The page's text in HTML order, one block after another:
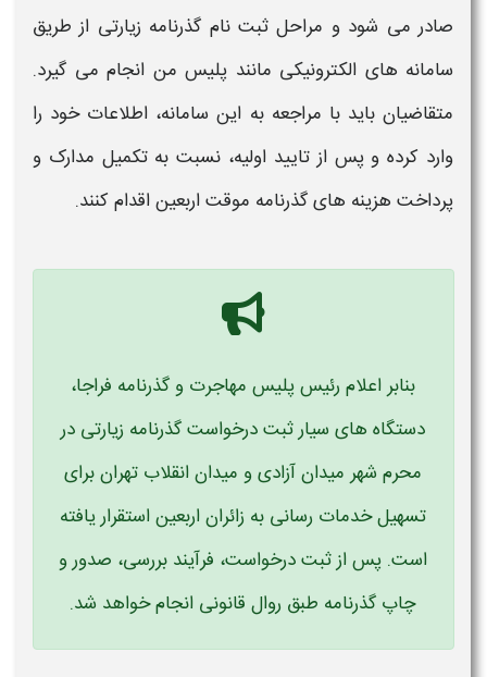
صادر می شود و مراحلثبت نام گذرنامه زیارتی از طریق
سامانه های الکترونیکی مانند پلیس من انجام می گیرد.
متقاضیان باید با مراجعه به این سامانه، اطلاعات خود را
وارد کرده و پس از تایید اولیه، نسبت به تکمیل مدارک و
پرداخت هزینه هایگذرنامه موقت اربعیناقدام کنند.
بنابر اعلام رئیس پلیس مهاجرت و گذرنامه فراجا،
دستگاه ‌های سیار ثبت درخواست گذرنامه زیارتی در
محرم ‌شهر میدان آزادی و میدان انقلاب تهران برای
تسهیل خدمات ‌رسانی به زائران اربعین استقرار یافته
است. پس از ثبت درخواست، فرآیند بررسی، صدور و
چاپ گذرنامه طبق روال قانونی انجام خواهد شد.